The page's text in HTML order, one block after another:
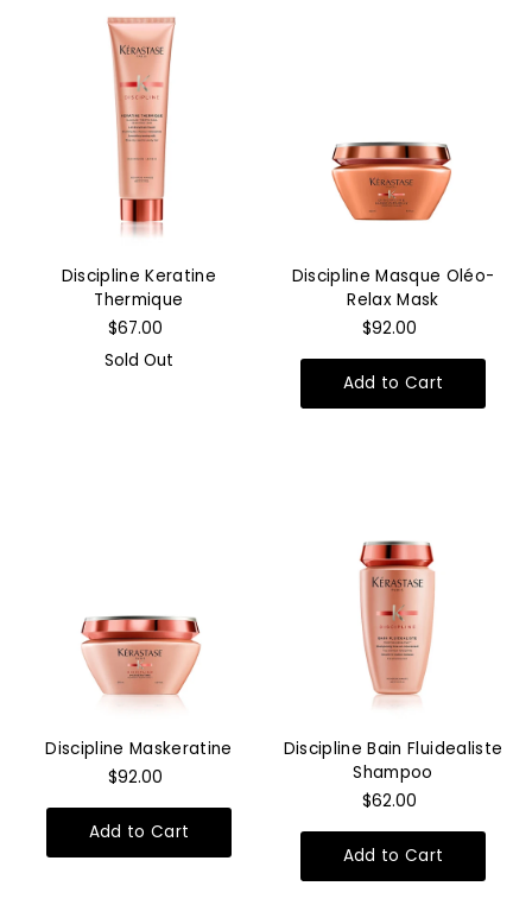
Discipline Keratine
Thermique
$67.00
Sold Out
Discipline Masque Oléo-
Relax Mask
$92.00
Discipline Maskeratine
$92.00
Discipline Bain Fluidealiste
Shampoo
$62.00